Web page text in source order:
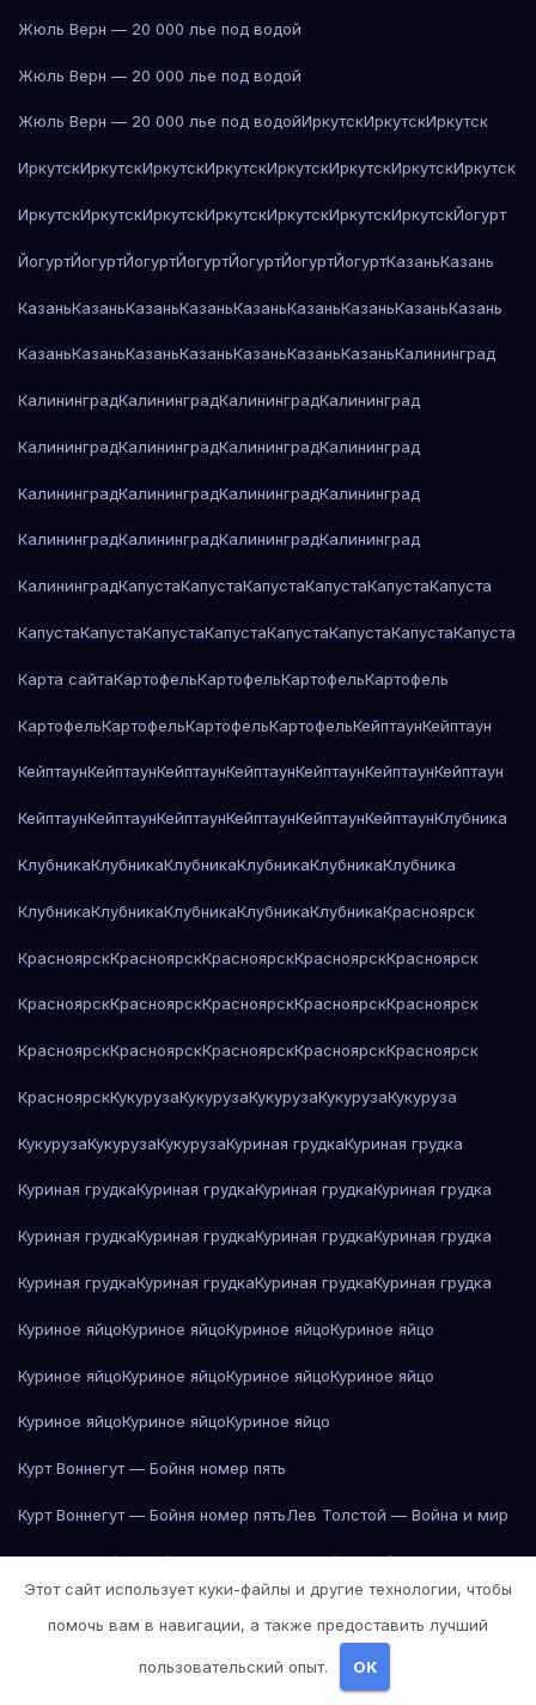
Жюль Верн — 20 000 лье под водой
Жюль Верн — 20 000 лье под водой
Жюль Верн — 20 000 лье под водойИркутскИркутскИркутск
ИркутскИркутскИркутскИркутскИркутскИркутскИркутскИркутск
ИркутскИркутскИркутскИркутскИркутскИркутскИркутскЙогурт
ЙогуртЙогуртЙогуртЙогуртЙогуртЙогуртЙогуртКазаньКазань
КазаньКазаньКазаньКазаньКазаньКазаньКазаньКазаньКазань
КазаньКазаньКазаньКазаньКазаньКазаньКазаньКалининград
КалининградКалининградКалининградКалининград
КалининградКалининградКалининградКалининград
КалининградКалининградКалининградКалининград
КалининградКалининградКалининградКалининград
КалининградКапустаКапустаКапустаКапустаКапустаКапуста
КапустаКапустаКапустаКапустаКапустаКапустаКапустаКапуста
Карта сайтаКартофельКартофельКартофельКартофель
КартофельКартофельКартофельКартофельКейптаунКейптаун
КейптаунКейптаунКейптаунКейптаунКейптаунКейптаунКейптаун
КейптаунКейптаунКейптаунКейптаунКейптаунКейптаунКлубника
КлубникаКлубникаКлубникаКлубникаКлубникаКлубника
КлубникаКлубникаКлубникаКлубникаКлубникаКрасноярск
КрасноярскКрасноярскКрасноярскКрасноярскКрасноярск
КрасноярскКрасноярскКрасноярскКрасноярскКрасноярск
КрасноярскКрасноярскКрасноярскКрасноярскКрасноярск
КрасноярскКукурузаКукурузаКукурузаКукурузаКукуруза
КукурузаКукурузаКукурузаКуриная грудкаКуриная грудка
Куриная грудкаКуриная грудкаКуриная грудкаКуриная грудка
Куриная грудкаКуриная грудкаКуриная грудкаКуриная грудка
Куриная грудкаКуриная грудкаКуриная грудкаКуриная грудка
Куриное яйцоКуриное яйцоКуриное яйцоКуриное яйцо
Куриное яйцоКуриное яйцоКуриное яйцоКуриное яйцо
Куриное яйцоКуриное яйцоКуриное яйцо
Курт Воннегут — Бойня номер пять
Курт Воннегут — Бойня номер пятьЛев Толстой — Война и мир
Лев Толстой — Война и мирЛев Толстой — Война и мир
Этот сайт использует куки-файлы и другие технологии, чтобы
помочь вам в навигации, а также предоставить лучший
пользовательский опыт. OK